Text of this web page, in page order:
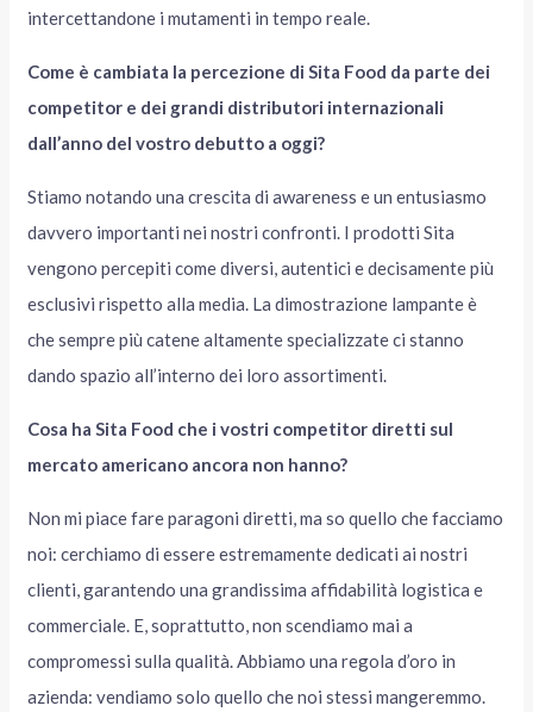
intercettandone i mutamenti in tempo reale.
Come è cambiata la percezione di Sita Food da parte dei
competitor e dei grandi distributori internazionali
dall’anno del vostro debutto a oggi?
Stiamo notando una crescita di awareness e un entusiasmo
davvero importanti nei nostri confronti. I prodotti Sita
vengono percepiti come diversi, autentici e decisamente più
esclusivi rispetto alla media. La dimostrazione lampante è
che sempre più catene altamente specializzate ci stanno
dando spazio all’interno dei loro assortimenti.
Cosa ha Sita Food che i vostri competitor diretti sul
mercato americano ancora non hanno?
Non mi piace fare paragoni diretti, ma so quello che facciamo
noi: cerchiamo di essere estremamente dedicati ai nostri
clienti, garantendo una grandissima affidabilità logistica e
commerciale. E, soprattutto, non scendiamo mai a
compromessi sulla qualità. Abbiamo una regola d’oro in
azienda: vendiamo solo quello che noi stessi mangeremmo.